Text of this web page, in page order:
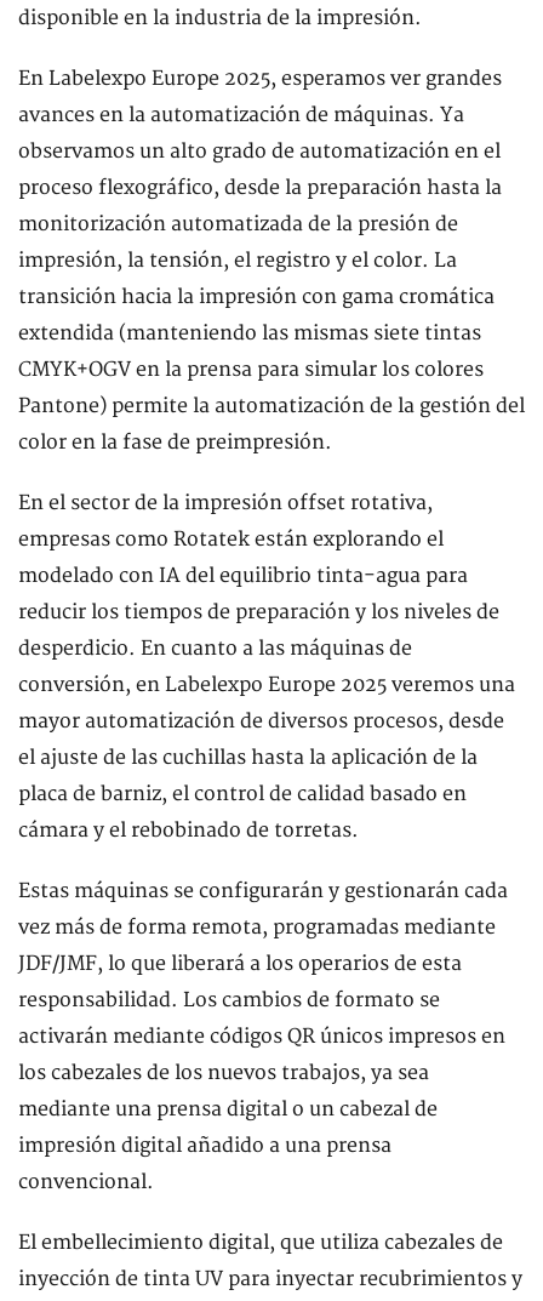
disponible en la industria de la impresión.
En Labelexpo Europe 2025, esperamos ver grandes
avances en la automatización de máquinas. Ya
observamos un alto grado de automatización en el
proceso flexográfico, desde la preparación hasta la
monitorización automatizada de la presión de
impresión, la tensión, el registro y el color. La
transición hacia la impresión con gama cromática
extendida (manteniendo las mismas siete tintas
CMYK+OGV en la prensa para simular los colores
Pantone) permite la automatización de la gestión del
color en la fase de preimpresión.
En el sector de la impresión offset rotativa,
empresas como Rotatek están explorando el
modelado con IA del equilibrio tinta-agua para
reducir los tiempos de preparación y los niveles de
desperdicio. En cuanto a las máquinas de
conversión, en Labelexpo Europe 2025 veremos una
mayor automatización de diversos procesos, desde
el ajuste de las cuchillas hasta la aplicación de la
placa de barniz, el control de calidad basado en
cámara y el rebobinado de torretas.
Estas máquinas se configurarán y gestionarán cada
vez más de forma remota, programadas mediante
JDF/JMF, lo que liberará a los operarios de esta
responsabilidad. Los cambios de formato se
activarán mediante códigos QR únicos impresos en
los cabezales de los nuevos trabajos, ya sea
mediante una prensa digital o un cabezal de
impresión digital añadido a una prensa
convencional.
El embellecimiento digital, que utiliza cabezales de
inyección de tinta UV para inyectar recubrimientos y